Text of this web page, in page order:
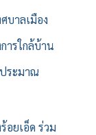
บาลเมือง
ารใกล้บ้าน
ระมาณ
อยเอ็ด ร่วม